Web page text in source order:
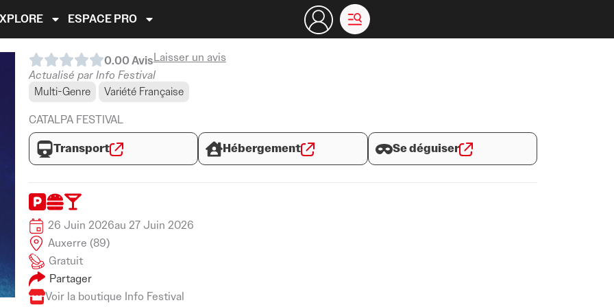
ESPACE PRO
0.00AvisLaisser un avis
Actualisé par Info Festival
Multi-Genre
Variété Française
CATALPA FESTIVAL
Transport
Hébergement Se déguiser
26 Juin 2026au 27 Juin 2026
Auxerre (89)
Gratuit
Partager
Voir la boutique Info Festival